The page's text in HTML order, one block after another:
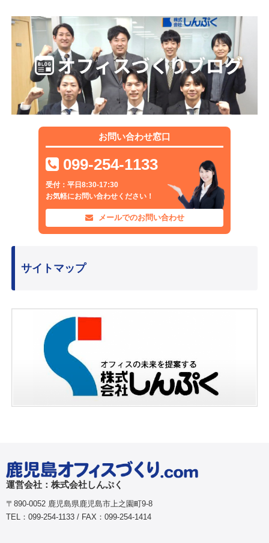
お問い合わせ窓口
099-254-1133
受付：平日8:30-17:30
お気軽にお問い合わせください！
メールでのお問い合わせ
サイトマップ
運営会社：株式会社しんぷく
〒890-0052 鹿児島県鹿児島市上之園町9-8
TEL：099-254-1133 / FAX：099-254-1414